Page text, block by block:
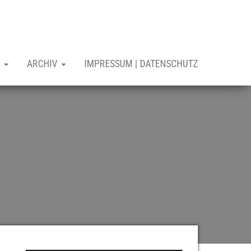
ARCHIV IMPRESSUM | DATENSCHUTZ